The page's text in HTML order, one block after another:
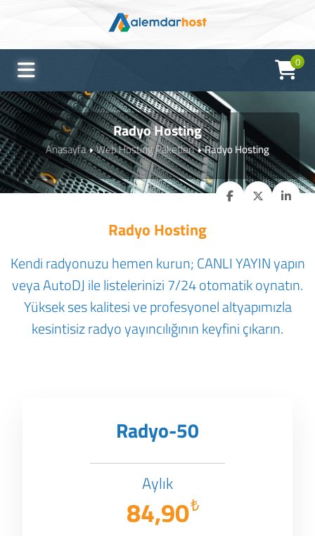
0
Radyo Hosting
Anasayfa Web Hosting Paketleri Radyo Hosting
Radyo Hosting
Kendi radyonuzu hemen kurun; CANLI YAYIN yapın
veya AutoDJ ile listelerinizi 7/24 otomatik oynatın.
Yüksek ses kalitesi ve profesyonel altyapımızla
kesintisiz radyo yayıncılığının keyfini çıkarın.
Radyo-50
Aylık
₺
84,90